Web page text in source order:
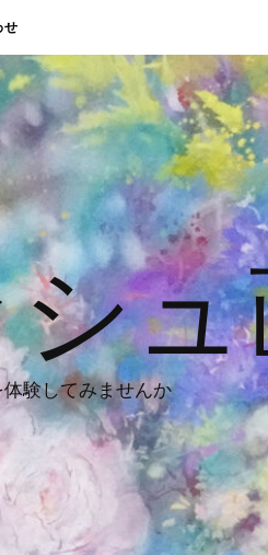
せ
ュ
験してみませんか